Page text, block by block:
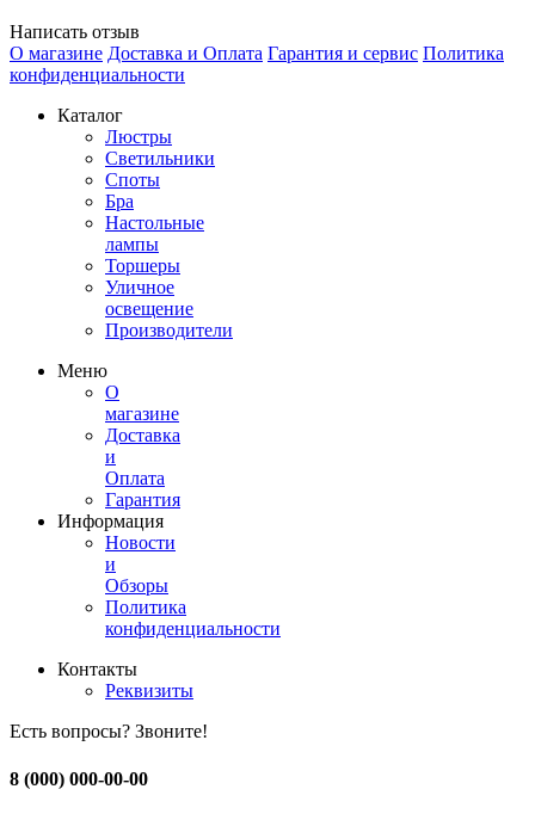
Написать отзыв
О магазине Доставка и Оплата Гарантия и сервис Политика
конфиденциальности
Каталог
Люстры
Светильники
Споты
Бра
Настольные
лампы
Торшеры
Уличное
освещение
Производители
Меню
О
магазине
Доставка
и
Оплата
Гарантия
Информация
Новости
и
Обзоры
Политика
конфиденциальности
Контакты
Реквизиты
Есть вопросы? Звоните!
8 (000) 000-00-00